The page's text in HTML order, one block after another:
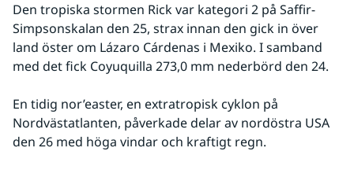
Den tropiska stormen Rick var kategori 2 på Saffir-
Simpsonskalan den 25, strax innan den gick in över
land öster om Lázaro Cárdenas i Mexiko. I samband
med det fick Coyuquilla 273,0 mm nederbörd den 24.
En tidig nor’easter, en extratropisk cyklon på
Nordvästatlanten, påverkade delar av nordöstra USA
den 26 med höga vindar och kraftigt regn.